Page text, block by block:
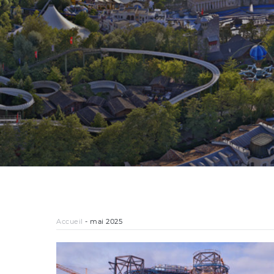
Accueil - mai 2025